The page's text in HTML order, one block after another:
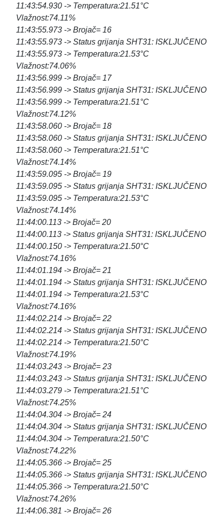
11:43:54.930 -> Temperatura:21.51°C
Vlažnost:74.11%
11:43:55.973 -> Brojač= 16
11:43:55.973 -> Status grijanja SHT31: ISKLJUČENO
11:43:55.973 -> Temperatura:21.53°C
Vlažnost:74.06%
11:43:56.999 -> Brojač= 17
11:43:56.999 -> Status grijanja SHT31: ISKLJUČENO
11:43:56.999 -> Temperatura:21.51°C
Vlažnost:74.12%
11:43:58.060 -> Brojač= 18
11:43:58.060 -> Status grijanja SHT31: ISKLJUČENO
11:43:58.060 -> Temperatura:21.51°C
Vlažnost:74.14%
11:43:59.095 -> Brojač= 19
11:43:59.095 -> Status grijanja SHT31: ISKLJUČENO
11:43:59.095 -> Temperatura:21.53°C
Vlažnost:74.14%
11:44:00.113 -> Brojač= 20
11:44:00.113 -> Status grijanja SHT31: ISKLJUČENO
11:44:00.150 -> Temperatura:21.50°C
Vlažnost:74.16%
11:44:01.194 -> Brojač= 21
11:44:01.194 -> Status grijanja SHT31: ISKLJUČENO
11:44:01.194 -> Temperatura:21.53°C
Vlažnost:74.16%
11:44:02.214 -> Brojač= 22
11:44:02.214 -> Status grijanja SHT31: ISKLJUČENO
11:44:02.214 -> Temperatura:21.50°C
Vlažnost:74.19%
11:44:03.243 -> Brojač= 23
11:44:03.243 -> Status grijanja SHT31: ISKLJUČENO
11:44:03.279 -> Temperatura:21.51°C
Vlažnost:74.25%
11:44:04.304 -> Brojač= 24
11:44:04.304 -> Status grijanja SHT31: ISKLJUČENO
11:44:04.304 -> Temperatura:21.50°C
Vlažnost:74.22%
11:44:05.366 -> Brojač= 25
11:44:05.366 -> Status grijanja SHT31: ISKLJUČENO
11:44:05.366 -> Temperatura:21.50°C
Vlažnost:74.26%
11:44:06.381 -> Brojač= 26